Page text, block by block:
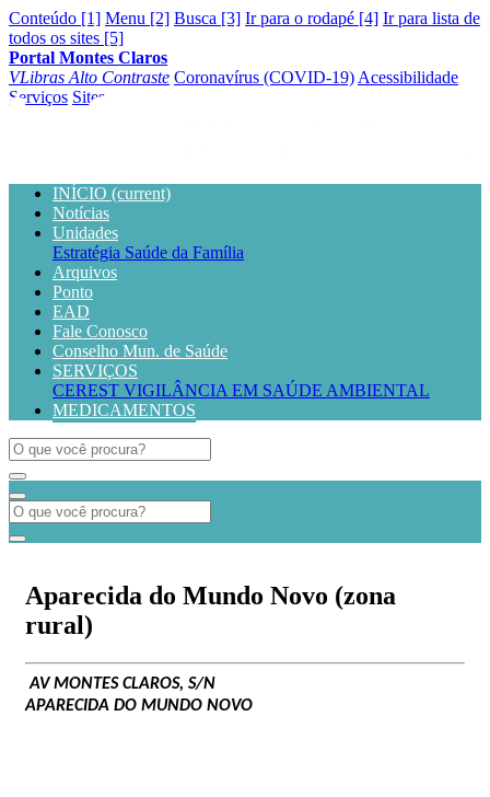
Conteúdo [1] Menu [2] Busca [3] Ir para o rodapé [4] Ir para lista de
todos os sites [5]
Portal Montes Claros
VLibras Alto Contraste Coronavírus (COVID-19) Acessibilidade
Serviços Sites
INÍCIO (current)
Notícias
Unidades
Estratégia Saúde da Família
Arquivos
Ponto
EAD
Fale Conosco
Conselho Mun. de Saúde
SERVIÇOS
CEREST VIGILÂNCIA EM SAÚDE AMBIENTAL
MEDICAMENTOS
Aparecida do Mundo Novo (zona
rural)
AV MONTES CLAROS, S/N
APARECIDA DO MUNDO NOVO